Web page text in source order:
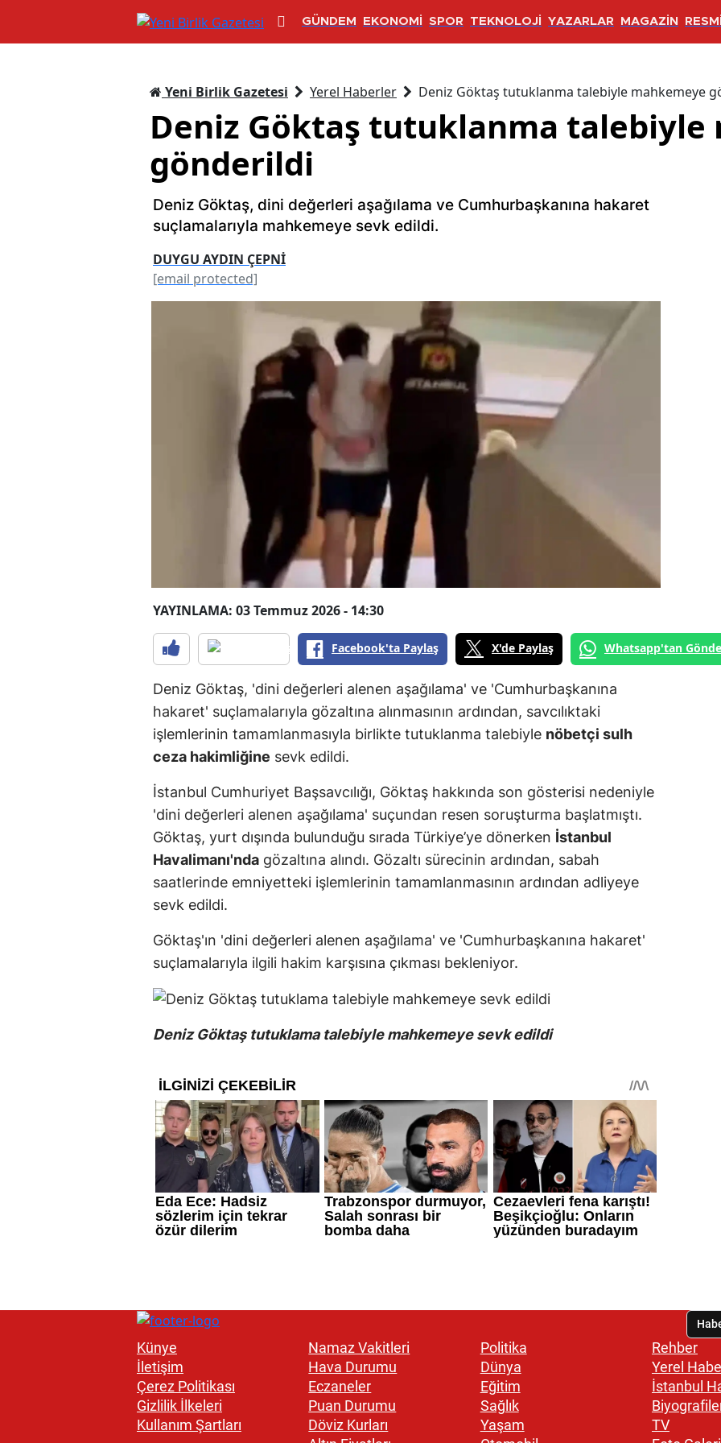
GÜNDEM EKONOMİ SPOR TEKNOLOJİ YAZARLAR MAGAZİN
Yeni Birlik Gazetesi Yerel Haberler Deniz Göktaş tutuklanma talebiyle mahkemeye
Deniz Göktaş tutuklanma talebiyle
gönderildi
Deniz Göktaş, dini değerleri aşağılama ve Cumhurbaşkanına hakaret
suçlamalarıyla mahkemeye sevk edildi.
DUYGU AYDIN ÇEPNİ
[email protected]
YAYINLAMA: 03 Temmuz 2026 - 14:30
Facebook'ta Paylaş X'de Paylaş Whatsapp'tan
Deniz Göktaş, 'dini değerleri alenen aşağılama' ve 'Cumhurbaşkanına
hakaret' suçlamalarıyla gözaltına alınmasının ardından, savcılıktaki
işlemlerinin tamamlanmasıyla birlikte tutuklanma talebiyle nöbetçi sulh
ceza hakimliğine sevk edildi.
İstanbul Cumhuriyet Başsavcılığı, Göktaş hakkında son gösterisi nedeniyle
'dini değerleri alenen aşağılama' suçundan resen soruşturma başlatmıştı.
Göktaş, yurt dışında bulunduğu sırada Türkiye’ye dönerken İstanbul
Havalimanı'nda gözaltına alındı. Gözaltı sürecinin ardından, sabah
saatlerinde emniyetteki işlemlerinin tamamlanmasının ardından adliyeye
sevk edildi.
Göktaş'ın 'dini değerleri alenen aşağılama' ve 'Cumhurbaşkanına hakaret'
suçlamalarıyla ilgili hakim karşısına çıkması bekleniyor.
Deniz Göktaş tutuklama talebiyle mahkemeye sevk edildi
Künye
İletişim
Çerez Politikası
Gizlilik İlkeleri
Kullanım Şartları
Namaz Vakitleri
Hava Durumu
Eczaneler
Puan Durumu
Döviz Kurları
Politika
Dünya
Eğitim
Sağlık
Yaşam
Rehber
Yerel
İstanbul
TV